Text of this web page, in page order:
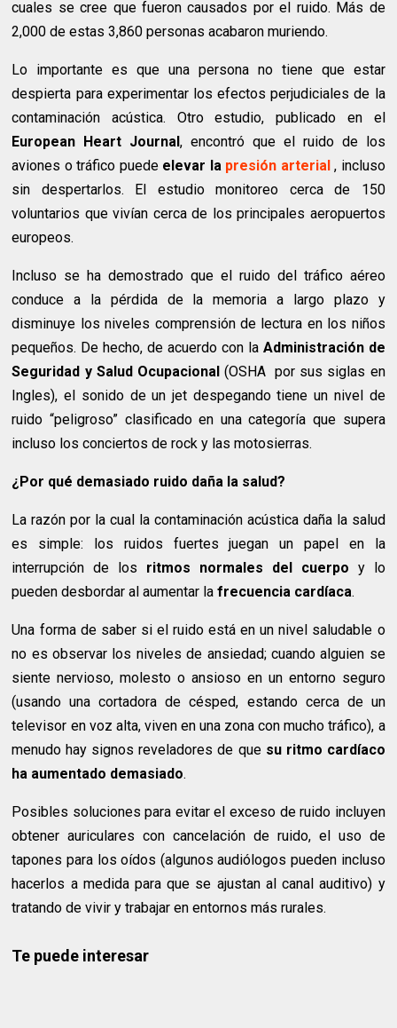
cuales se cree que fueron causados por el ruido. Más de
2,000 de estas 3,860 personas acabaron muriendo.
Lo importante es que una persona no tiene que estar
despierta para experimentar los efectos perjudiciales de la
contaminación acústica. Otro estudio, publicado en el
European Heart Journal, encontró que el ruido de los
aviones o tráfico puede elevar la presión arterial, incluso
sin despertarlos. El estudio monitoreo cerca de 150
voluntarios que vivían cerca de los principales aeropuertos
europeos.
Incluso se ha demostrado que el ruido del tráfico aéreo
conduce a la pérdida de la memoria a largo plazo y
disminuye los niveles comprensión de lectura en los niños
pequeños. De hecho, de acuerdo con la Administración de
Seguridad y Salud Ocupacional(OSHA por sus siglas en
Ingles), el sonido de un jet despegando tiene un nivel de
ruido “peligroso” clasificado en una categoría que supera
incluso los conciertos de rock y las motosierras.
¿Por qué demasiado ruido daña la salud?
La razón por la cual la contaminación acústica daña la salud
es simple: los ruidos fuertes juegan un papel en la
interrupción de los ritmos normales del cuerpo y lo
pueden desbordar al aumentar lafrecuencia cardíaca.
Una forma de saber si el ruido está en un nivel saludable o
no es observar los niveles de ansiedad; cuando alguien se
siente nervioso, molesto o ansioso en un entorno seguro
(usando una cortadora de césped, estando cerca de un
televisor en voz alta, viven en una zona con mucho tráfico), a
menudo hay signos reveladores de que su ritmo cardíaco
ha aumentado demasiado.
Posibles soluciones para evitar el exceso de ruido incluyen
obtener auriculares con cancelación de ruido, el uso de
tapones para los oídos (algunos audiólogos pueden incluso
hacerlos a medida para que se ajustan al canal auditivo) y
tratando de vivir y trabajar en entornos más rurales.
Te puede interesar